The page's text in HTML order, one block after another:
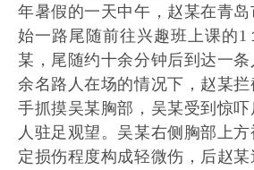
年暑假的一天中午，赵某在青
始一路尾随前往兴趣班上课的1
某，尾随约十余分钟后到达一
余名路人在场的情况下，赵某
手抓摸吴某胸部，吴某受到惊
人驻足观望。吴某右侧胸部上
定损伤程度构成轻微伤，后赵